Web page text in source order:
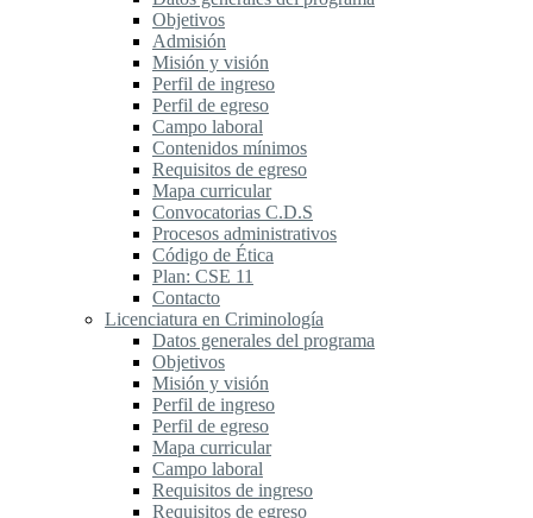
Objetivos
Admisión
Misión y visión
Perfil de ingreso
Perfil de egreso
Campo laboral
Contenidos mínimos
Requisitos de egreso
Mapa curricular
Convocatorias C.D.S
Procesos administrativos
Código de Ética
Plan: CSE 11
Contacto
Licenciatura en Criminología
Datos generales del programa
Objetivos
Misión y visión
Perfil de ingreso
Perfil de egreso
Mapa curricular
Campo laboral
Requisitos de ingreso
Requisitos de egreso